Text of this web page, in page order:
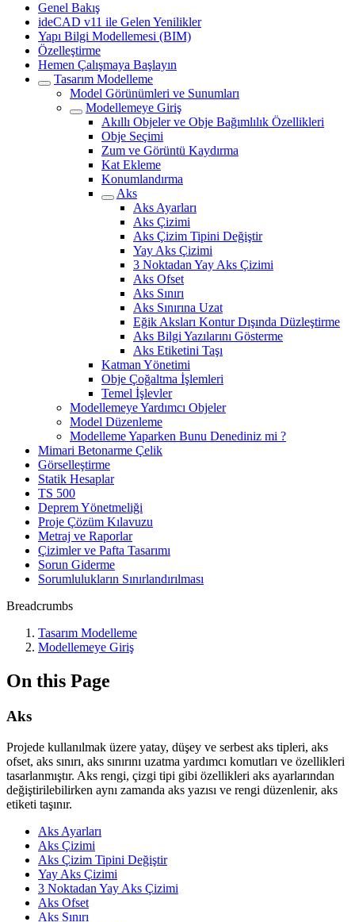
Genel Bakış
ideCAD v11 ile Gelen Yenilikler
Yapı Bilgi Modellemesi (BIM)
Özelleştirme
Hemen Çalışmaya Başlayın
Tasarım Modelleme
Model Görünümleri ve Sunumları
Modellemeye Giriş
Akıllı Objeler ve Obje Bağımlılık Özellikleri
Obje Seçimi
Zum ve Görüntü Kaydırma
Kat Ekleme
Konumlandırma
Aks
Aks Ayarları
Aks Çizimi
Aks Çizim Tipini Değiştir
Yay Aks Çizimi
3 Noktadan Yay Aks Çizimi
Aks Ofset
Aks Sınırı
Aks Sınırına Uzat
Eğik Aksları Kontur Dışında Düzleştirme
Aks Bilgi Yazılarını Gösterme
Aks Etiketini Taşı
Katman Yönetimi
Obje Çoğaltma İşlemleri
Temel İşlevler
Modellemeye Yardımcı Objeler
Model Düzenleme
Modelleme Yaparken Bunu Denediniz mi ?
Mimari Betonarme Çelik
Görselleştirme
Statik Hesaplar
TS 500
Deprem Yönetmeliği
Proje Çözüm Kılavuzu
Metraj ve Raporlar
Çizimler ve Pafta Tasarımı
Sorun Giderme
Sorumlulukların Sınırlandırılması
Breadcrumbs
Tasarım Modelleme
Modellemeye Giriş
On this Page
Aks
Projede kullanılmak üzere yatay, düşey ve serbest aks tipleri, aks
ofset, aks sınırı, aks sınırını uzatma yardımcı komutları ve özellikleri
tasarlanmıştır. Aks rengi, çizgi tipi gibi özellikleri aks ayarlarından
değiştirilebilirken aynı zamanda aks yazısı ve rengi düzenlenir, aks
etiketi taşınır.
Aks Ayarları
Aks Çizimi
Aks Çizim Tipini Değiştir
Yay Aks Çizimi
3 Noktadan Yay Aks Çizimi
Aks Ofset
Aks Sınırı